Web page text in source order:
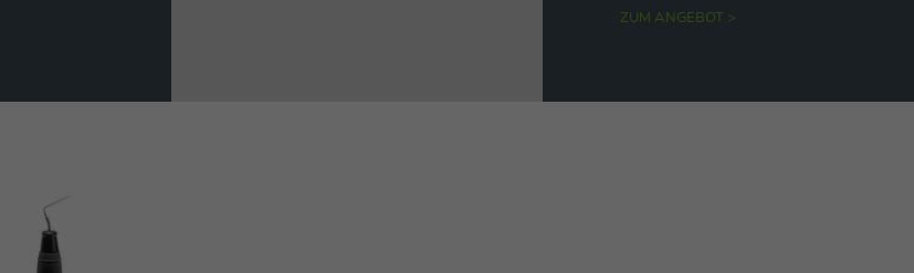
ZUM ANGEBOT >